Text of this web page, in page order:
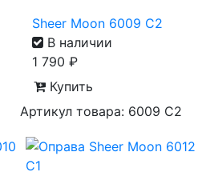
Sheer Moon 6009 С2
В наличии
1 790 ₽
Купить
Артикул товара: 6009 С2